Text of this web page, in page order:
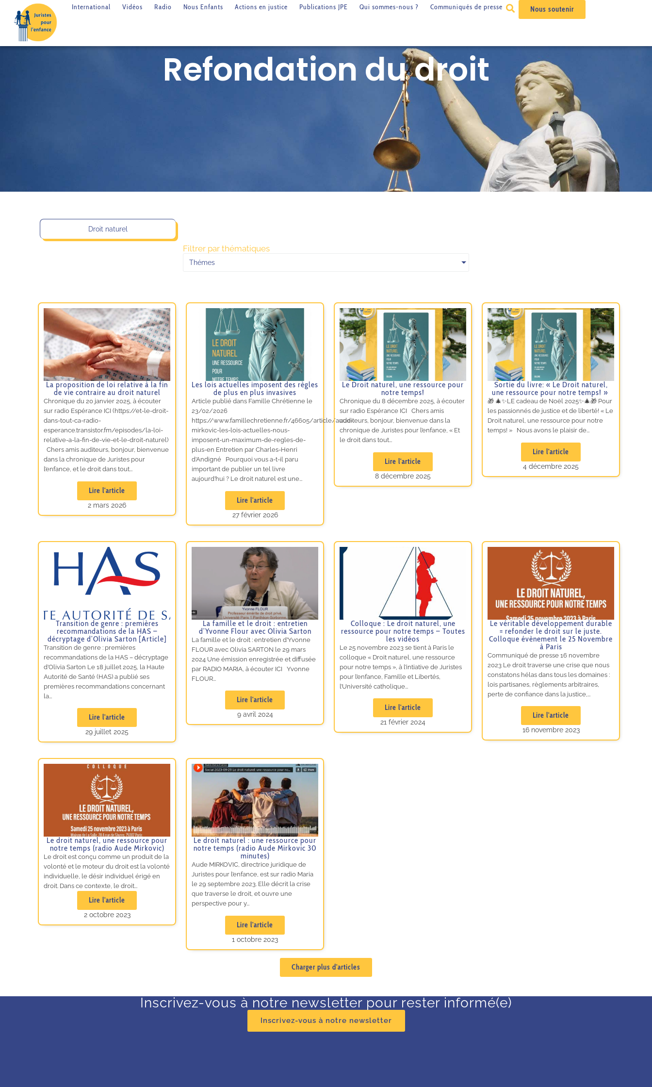
International Vidéos Radio Nous Enfants Actions en justice Publications JPE Qui sommes-nous ? Communiqués de presse Nous soutenir
Refondation du droit
Droit naturel
Filtrer par thématiques
Thémes
La proposition de loi relative à la fin
de vie contraire au droit naturel
Chronique du 20 janvier 2025, à écouter
sur radio Espérance ICI (https://et-le-droit-
dans-tout-ca-radio-
esperance.transistor.fm/episodes/la-loi-
relative-a-la-fin-de-vie-et-le-droit-naturel)
Chers amis auditeurs, bonjour, bienvenue
dans la chronique de Juristes pour
l’enfance, et le droit dans tout...
Lire l'article
2 mars 2026
Les lois actuelles imposent des règles
de plus en plus invasives
Article publié dans Famille Chrétienne le
23/02/2026
https://www.famillechretienne.fr/46605/article/aude-
mirkovic-les-lois-actuelles-nous-
imposent-un-maximum-de-regles-de-
plus-en Entretien par Charles-Henri
d’Andigné Pourquoi vous a-t-il paru
important de publier un tel livre
aujourd’hui ? Le droit naturel est une...
Lire l'article
27 février 2026
Le Droit naturel, une ressource pour
notre temps!
Chronique du 8 décembre 2025, à écouter
sur radio Espérance ICI Chers amis
auditeurs, bonjour, bienvenue dans la
chronique de Juristes pour l’enfance, « Et
le droit dans tout...
Lire l'article
8 décembre 2025
Sortie du livre: « Le Droit naturel,
une ressource pour notre temps! »
🎁 🎄✨LE cadeau de Noël 2025✨🎄🎁 Pour
les passionnés de justice et de liberté! « Le
Droit naturel, une ressource pour notre
temps! » Nous avons le plaisir de...
Lire l'article
4 décembre 2025
Transition de genre : premières
recommandations de la HAS –
décryptage d’Olivia Sarton [Article]
Transition de genre : premières
recommandations de la HAS – décryptage
d’Olivia Sarton Le 18 juillet 2025, la Haute
Autorité de Santé (HAS) a publié ses
premières recommandations concernant
la...
Lire l'article
29 juillet 2025
La famille et le droit : entretien
d’Yvonne Flour avec Olivia Sarton
La famille et le droit : entretien d’Yvonne
FLOUR avec Olivia SARTON le 29 mars
2024 Une émission enregistrée et diffusée
par RADIO MARIA, à écouter ICI Yvonne
FLOUR...
Lire l'article
9 avril 2024
Colloque : Le droit naturel, une
ressource pour notre temps – Toutes
les vidéos
Le 25 novembre 2023 se tient à Paris le
colloque « Droit naturel, une ressource
pour notre temps », à l’intiative de Juristes
pour l’enfance, Famille et Libertés,
l’Université catholique...
Lire l'article
21 février 2024
Le véritable développement durable
= refonder le droit sur le juste.
Colloque évènement le 25 Novembre
à Paris
Communiqué de presse 16 novembre
2023 Le droit traverse une crise que nous
constatons hélas dans tous les domaines :
lois partisanes, règlements arbitraires,
perte de confiance dans la justice,...
Lire l'article
16 novembre 2023
Le droit naturel, une ressource pour
notre temps (radio Aude Mirkovic)
Le droit est conçu comme un produit de la
volonté et le moteur du droit est la volonté
individuelle, le désir individuel érigé en
droit. Dans ce contexte, le droit...
Lire l'article
2 octobre 2023
Le droit naturel : une ressource pour
notre temps (radio Aude Mirkovic 30
minutes)
Aude MIRKOVIC, directrice juridique de
Juristes pour l’enfance, est sur radio Maria
le 29 septembre 2023. Elle décrit la crise
que traverse le droit, et ouvre une
perspective pour y...
Lire l'article
1 octobre 2023
Charger plus d'articles
Inscrivez-vous à notre newsletter pour rester informé(e)
Inscrivez-vous à notre newsletter